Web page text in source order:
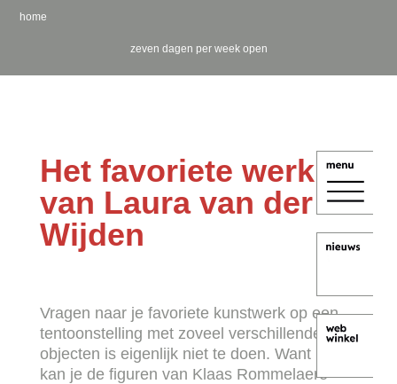
home
zeven dagen per week open
Het favoriete werk
van Laura van der
Wijden
Vragen naar je favoriete kunstwerk op een
tentoonstelling met zoveel verschillende
objecten is eigenlijk niet te doen. Want hoe
kan je de figuren van Klaas Rommelaere